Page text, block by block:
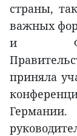
страны,
важных
и
приняла